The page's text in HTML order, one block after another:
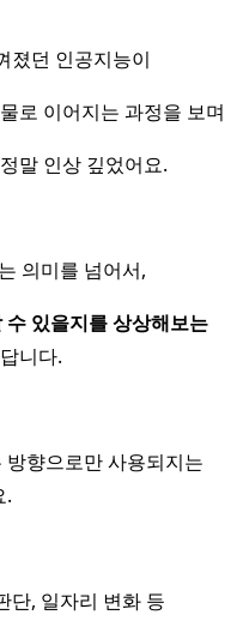
졌던 인공지능이
로 이어지는 과정을 보며
말 인상 깊었어요.
의미를 넘어서,
있을지를 상상해보는
니다.
향으로만 사용되지는
.
단, 일자리 변화 등